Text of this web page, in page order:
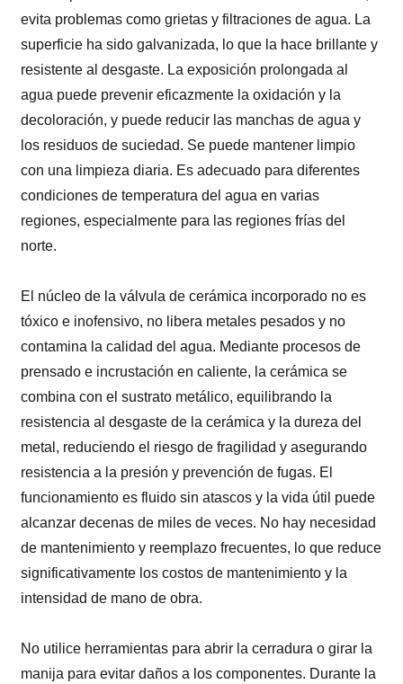
evita problemas como grietas y filtraciones de agua. La
superficie ha sido galvanizada, lo que la hace brillante y
resistente al desgaste. La exposición prolongada al
agua puede prevenir eficazmente la oxidación y la
decoloración, y puede reducir las manchas de agua y
los residuos de suciedad. Se puede mantener limpio
con una limpieza diaria. Es adecuado para diferentes
condiciones de temperatura del agua en varias
regiones, especialmente para las regiones frías del
norte.
El núcleo de la válvula de cerámica incorporado no es
tóxico e inofensivo, no libera metales pesados ​​y no
contamina la calidad del agua. Mediante procesos de
prensado e incrustación en caliente, la cerámica se
combina con el sustrato metálico, equilibrando la
resistencia al desgaste de la cerámica y la dureza del
metal, reduciendo el riesgo de fragilidad y asegurando
resistencia a la presión y prevención de fugas. El
funcionamiento es fluido sin atascos y la vida útil puede
alcanzar decenas de miles de veces. No hay necesidad
de mantenimiento y reemplazo frecuentes, lo que reduce
significativamente los costos de mantenimiento y la
intensidad de mano de obra.
No utilice herramientas para abrir la cerradura o girar la
manija para evitar daños a los componentes. Durante la